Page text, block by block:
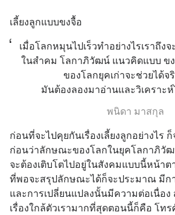
เลี้ยงลูกแบบขงจื้อ
เมื่อโลกหมุนไปเร็วทำอย่างไรเราถึง
ในสำคม โลกาภิวัฒน์ แนวคิดแบบ ข
ของโลกยุคเก่าจะช่วยได้จ
มันต้องลองมาอ่านและวิเคราะ
พนิดา มาสกุล
ก่อนที่จะไปคุยกันเรื่องเลี้ยงลูกอย่างไร
ก่อนว่าลักษณะของโลกในยุคโลกาภิวัฒ
จะต้องเติบโตไปอยู่ในสังคมแบบนี้หน้าต
ที่พอจะสรุปลักษณะได้ก็จะประมาณ มีกา
และการเปลี่ยนแปลงนั้นมีความต่อเนื่อง
เรื่องใกล้ตัวเรามากที่สุดตอนนี้ก็คือ โท